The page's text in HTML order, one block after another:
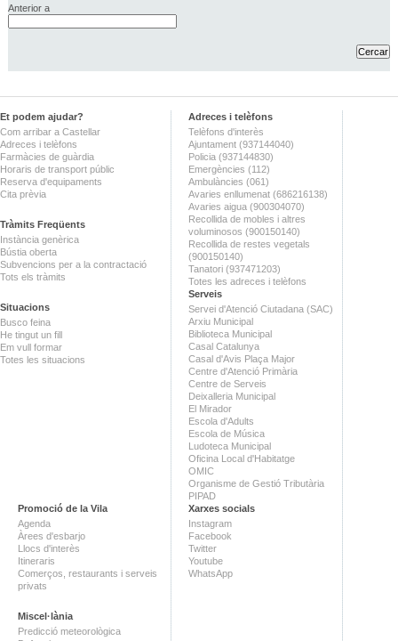
Anterior a
Et podem ajudar?
Com arribar a Castellar
Adreces i telèfons
Farmàcies de guàrdia
Horaris de transport públic
Reserva d'equipaments
Cita prèvia
Tràmits Freqüents
Instància genèrica
Bústia oberta
Subvencions per a la contractació
Tots els tràmits
Situacions
Busco feina
He tingut un fill
Em vull formar
Totes les situacions
Adreces i telèfons
Telèfons d'interès
Ajuntament (937144040)
Policia (937144830)
Emergències (112)
Ambulàncies (061)
Avaries enllumenat (686216138)
Avaries aigua (900304070)
Recollida de mobles i altres
voluminosos (900150140)
Recollida de restes vegetals
(900150140)
Tanatori (937471203)
Totes les adreces i telèfons
Serveis
Servei d'Atenció Ciutadana (SAC)
Arxiu Municipal
Biblioteca Municipal
Casal Catalunya
Casal d'Avis Plaça Major
Centre d'Atenció Primària
Centre de Serveis
Deixalleria Municipal
El Mirador
Escola d'Adults
Escola de Música
Ludoteca Municipal
Oficina Local d'Habitatge
OMIC
Organisme de Gestió Tributària
PIPAD
Promoció de la Vila
Agenda
Àrees d'esbarjo
Llocs d'interès
Itineraris
Comerços, restaurants i serveis
privats
Miscel·lània
Predicció meteorològica
Xarxes socials
Instagram
Facebook
Twitter
Youtube
WhatsApp